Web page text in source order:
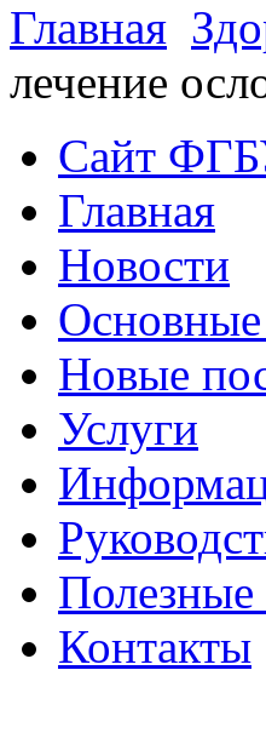
Главная
лечение
Сайт
Главная
Новости
Новые
Услуги
Полезные
Контакты